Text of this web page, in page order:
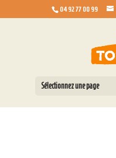
04 92 77 00 99
Sélectionnez une page